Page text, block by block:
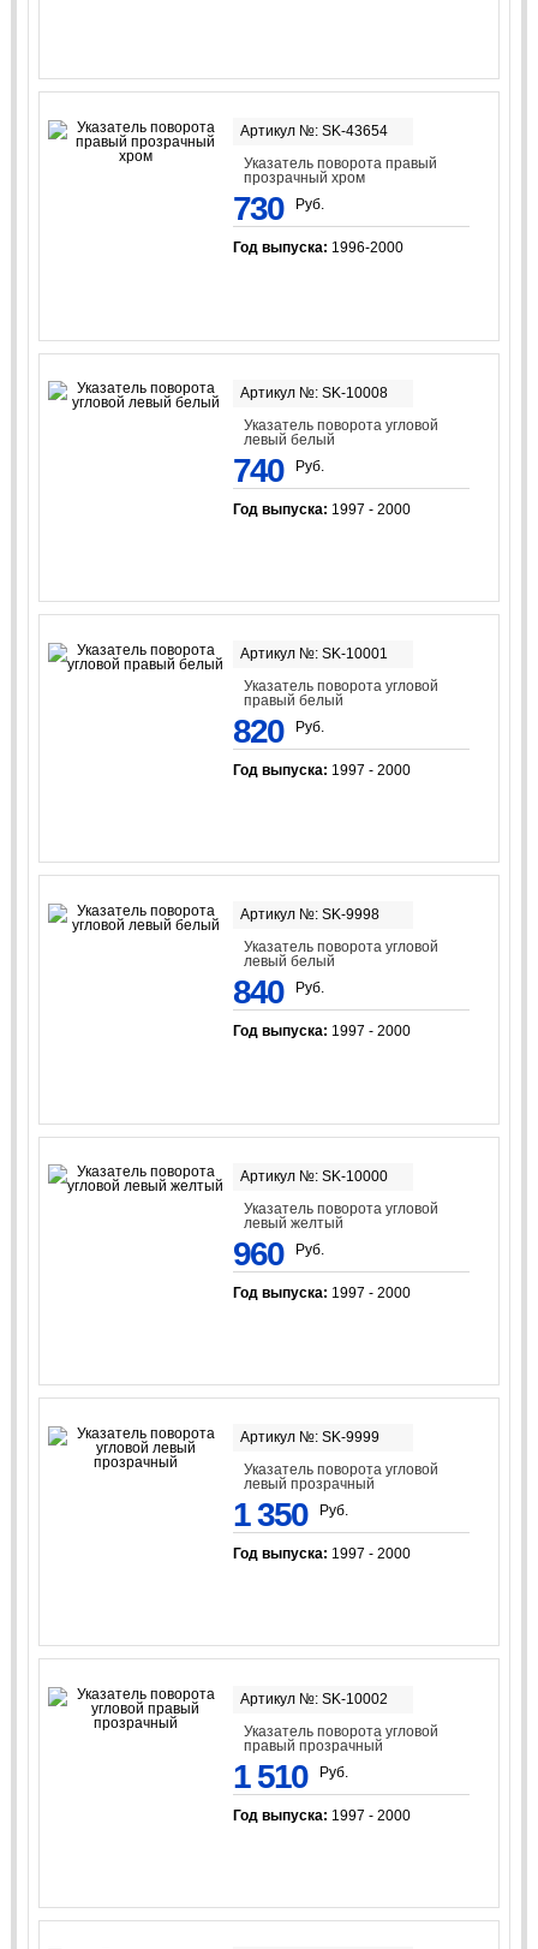
Артикул №: SK-43654
Указатель поворота правый
прозрачный хром
730 Руб.
Год выпуска: 1996-2000
Артикул №: SK-10008
Указатель поворота угловой
левый белый
740 Руб.
Год выпуска: 1997 - 2000
Артикул №: SK-10001
Указатель поворота угловой
правый белый
820 Руб.
Год выпуска: 1997 - 2000
Артикул №: SK-9998
Указатель поворота угловой
левый белый
840 Руб.
Год выпуска: 1997 - 2000
Артикул №: SK-10000
Указатель поворота угловой
левый желтый
960 Руб.
Год выпуска: 1997 - 2000
Артикул №: SK-9999
Указатель поворота угловой
левый прозрачный
1 350 Руб.
Год выпуска: 1997 - 2000
Артикул №: SK-10002
Указатель поворота угловой
правый прозрачный
1 510 Руб.
Год выпуска: 1997 - 2000